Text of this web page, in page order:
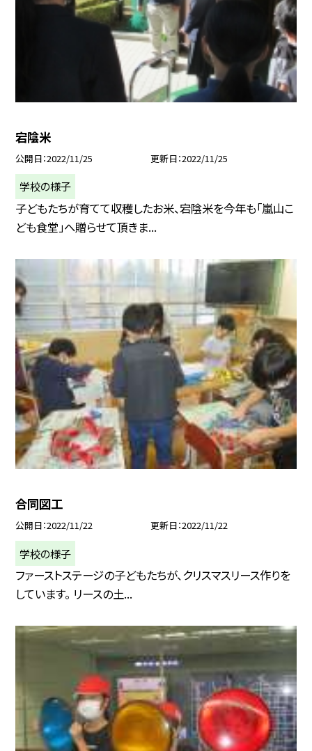
宕陰米
公開日 2022/11/25 更新日 2022/11/25
学校の様子
子どもたちが育てて収穫したお米、宕陰米を今年も「嵐山こ
ども食堂」へ贈らせて頂きま...
合同図工
公開日 2022/11/22 更新日 2022/11/22
学校の様子
ファーストステージの子どもたちが、クリスマスリース作りを
しています。 リースの土...